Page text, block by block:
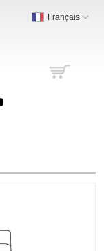
Français